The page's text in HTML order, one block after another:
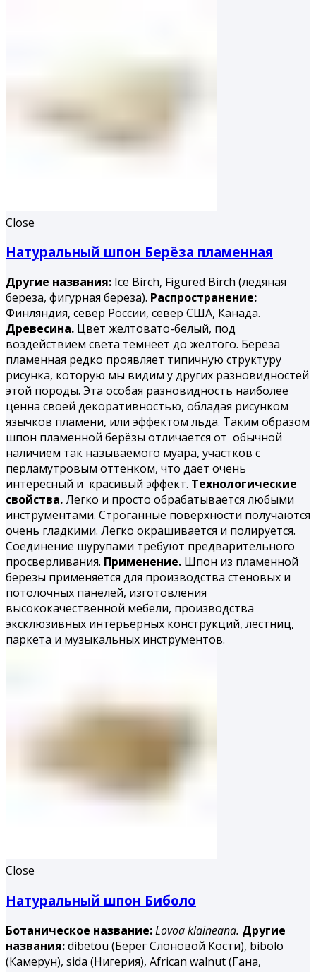
Close
Натуральный шпон Берёза пламенная
Другие названия: Ice Birch, Figured Birch (ледяная
береза, фигурная береза). Распространение:
Финляндия, север России, север США, Канада.
Древесина. Цвет желтовато-белый, под
воздействием света темнеет до желтого. Берёза
пламенная редко проявляет типичную структуру
рисунка, которую мы видим у других разновидностей
этой породы. Эта особая разновидность наиболее
ценна своей декоративностью, обладая рисунком
язычков пламени, или эффектом льда. Таким образом
шпон пламенной берёзы отличается от обычной
наличием так называемого муара, участков с
перламутровым оттенком, что дает очень
интересный и красивый эффект. Технологические
свойства.Легко и просто обрабатывается любыми
инструментами. Строганные поверхности получаются
очень гладкими. Легко окрашивается и полируется.
Соединение шурупами требуют предварительного
просверливания. Применение. Шпон из пламенной
березы применяется для производства стеновых и
потолочных панелей, изготовления
высококачественной мебели, производства
эксклюзивных интерьерных конструкций, лестниц,
паркета и музыкальных инструментов.
Close
Натуральный шпон Биболо
Ботаническое название:Lovoa klaineana. Другие
названия:dibetou (Берег Слоновой Кости), bibolo
(Камерун), sida (Нигерия), African walnut (Гана,